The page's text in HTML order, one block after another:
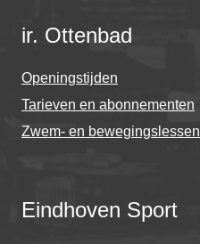
ir. Ottenbad
Openingstijden
Tarieven en abonnementen
Zwem- en bewegingslessen
Eindhoven Sport